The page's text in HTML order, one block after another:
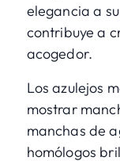
elegancia a
contribuye a
acogedor.
Los azulejos
mostrar
manchas de
homólogos